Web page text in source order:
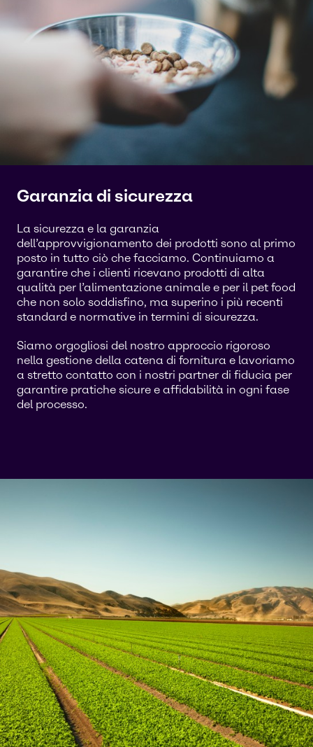
Garanzia di sicurezza
La sicurezza e la garanzia
dell’approvvigionamento dei prodotti sono al primo
posto in tutto ciò che facciamo. Continuiamo a
garantire che i clienti ricevano prodotti di alta
qualità per l’alimentazione animale e per il pet food
che non solo soddisfino, ma superino i più recenti
standard e normative in termini di sicurezza.
Siamo orgogliosi del nostro approccio rigoroso
nella gestione della catena di fornitura e lavoriamo
a stretto contatto con i nostri partner di fiducia per
garantire pratiche sicure e affidabilità in ogni fase
del processo.